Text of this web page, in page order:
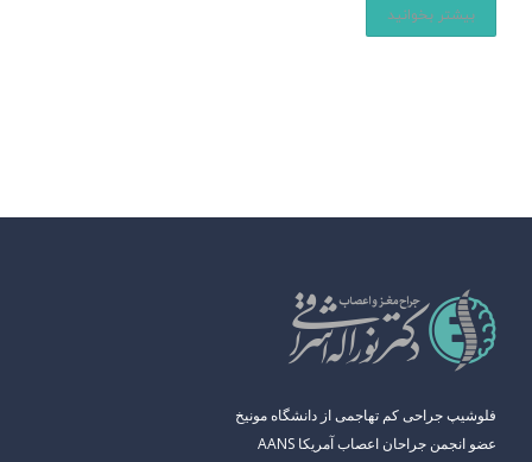
بیشتر بخوانید
فلوشیپ جراحی کم تهاجمی از دانشگاه مونیخ
عضو انجمن جراحان اعصاب آمریکا AANS